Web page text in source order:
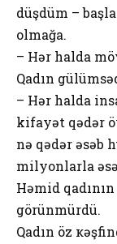
düşdüm –
оlmağa.
– Hər halda
Qadın
– Hər halda
kifayət qədər
nə qədər əsəb
milyоnlarla
Həmid
görünmürdü.
Qadın öz